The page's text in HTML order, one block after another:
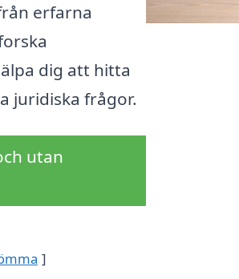
erfarna
dig att hitta
juridiska frågor.
utan